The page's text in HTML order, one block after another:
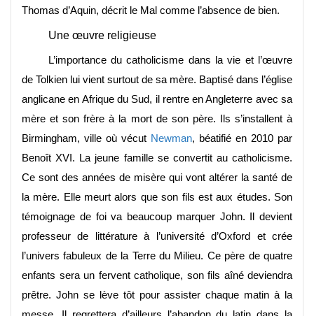
Thomas d’Aquin, décrit le Mal comme l’absence de bien.
Une œuvre religieuse
L’importance du catholicisme dans la vie et l’œuvre
de Tolkien lui vient surtout de sa mère. Baptisé dans l’église
anglicane en Afrique du Sud, il rentre en Angleterre avec sa
mère et son frère à la mort de son père. Ils s’installent à
Birmingham, ville où vécut Newman, béatifié en 2010 par
Benoît XVI. La jeune famille se convertit au catholicisme.
Ce sont des années de misère qui vont altérer la santé de
la mère. Elle meurt alors que son fils est aux études. Son
témoignage de foi va beaucoup marquer John. Il devient
professeur de littérature à l’université d’Oxford et crée
l’univers fabuleux de la Terre du Milieu. Ce père de quatre
enfants sera un fervent catholique, son fils aîné deviendra
prêtre. John se lève tôt pour assister chaque matin à la